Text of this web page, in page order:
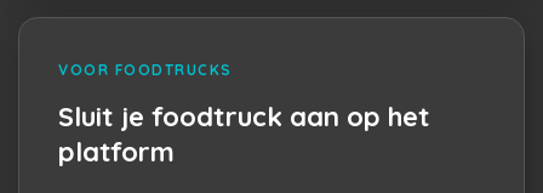
VOOR FOODTRUCKS
Sluit je foodtruck aan op het
platform